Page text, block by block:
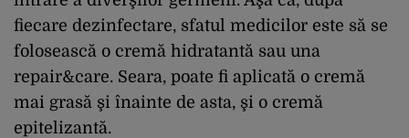
fiecare dezinfectare, sfatul medicilor este să se
folosească o cremă hidratantă sau una
repair&care. Seara, poate fi aplicată o cremă
mai grasă şi înainte de asta, şi o cremă
epitelizantă.